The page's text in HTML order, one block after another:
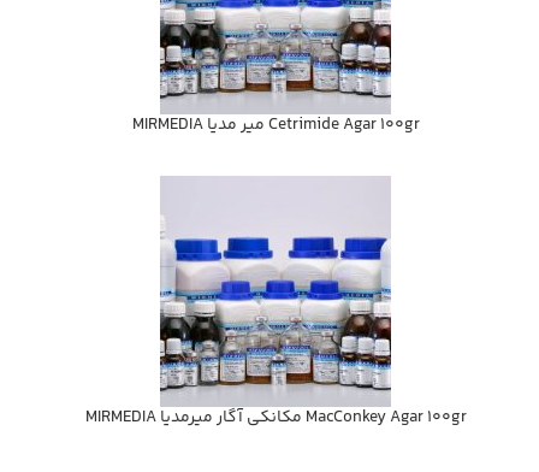
Cetrimide Agar 100gr مير مديا MIRMEDIA
MacConkey Agar 100gr مكانكي آگار ميرمديا MIRMEDIA